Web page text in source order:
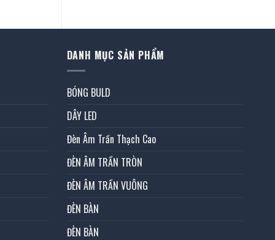
DANH MỤC SẢN PHẨM
BÓNG BULD
DÂY LED
Đèn Âm Trần Thạch Cao
ĐÈN ÂM TRẦN TRÒN
ĐÈN ÂM TRẦN VUÔNG
ĐÈN BÀN
ĐÈN BÀN